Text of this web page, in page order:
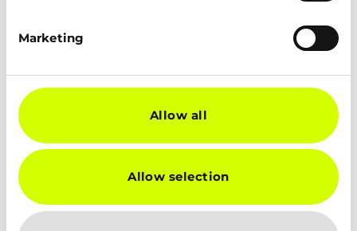
Marketing
Allow all
Allow selection
geschreven om werkmethodes aan te
werkprocessen binnen de afdeling.
talent? Dan ben je bij Jentel aan het juiste